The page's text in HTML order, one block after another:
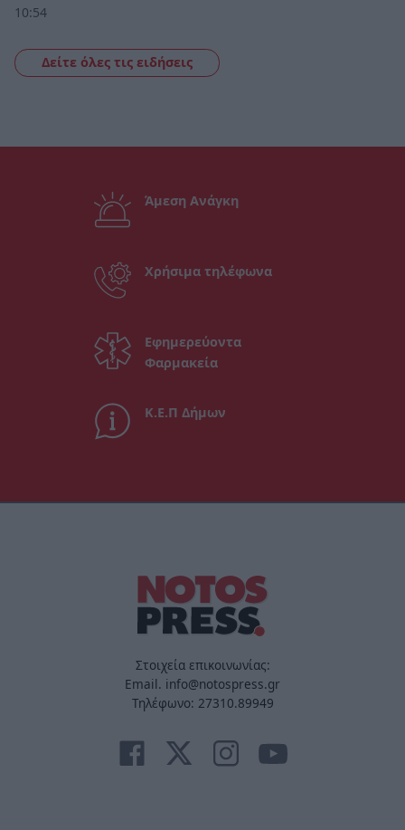
10:54
Δείτε όλες τις ειδήσεις
Άμεση Ανάγκη
Χρήσιμα τηλέφωνα
Εφημερεύοντα
Φαρμακεία
Κ.Ε.Π Δήμων
Στοιχεία επικοινωνίας:
Email. info@notospress.gr
Τηλέφωνο: 27310.89949